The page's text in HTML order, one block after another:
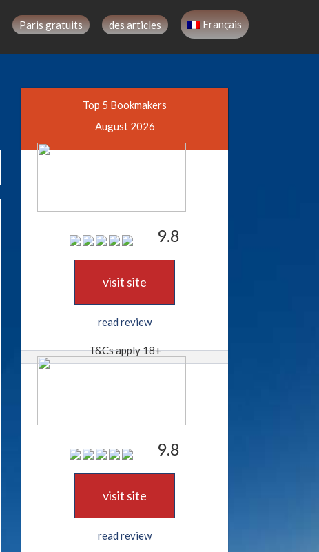
Paris gratuits des articles Français
Top 5 Bookmakers
August 2026
9.8
visit site
read review
T&Cs apply 18+
9.8
visit site
read review